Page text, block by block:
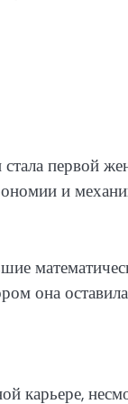
первой
и
она
карьере,